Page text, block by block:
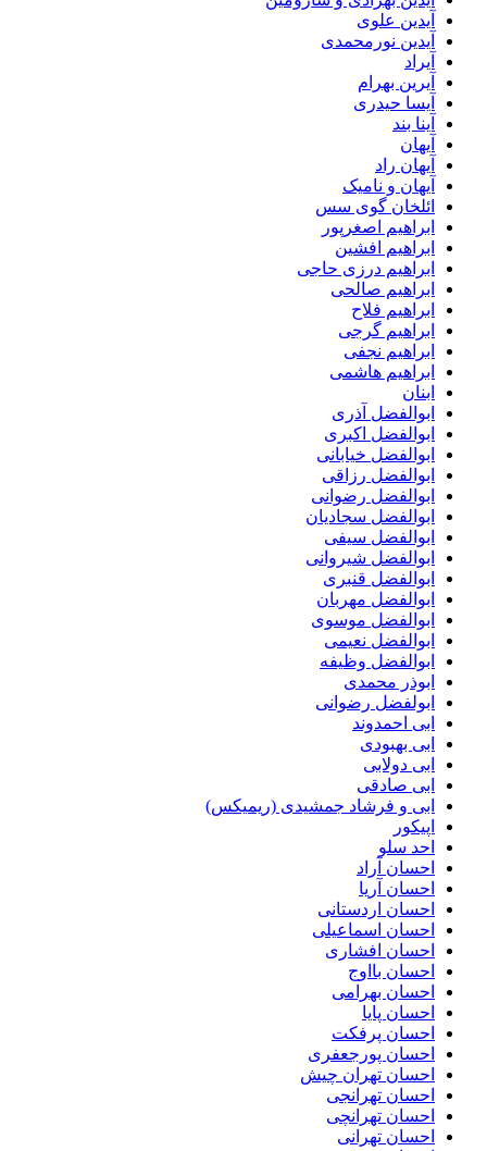
آیدین علوی
آیدین نورمحمدی
آیراد
آیرین بهرام
آیسا حیدری
آینا بند
آیهان
آیهان راد
آیهان و نامیک
ائلخان گوی سس
ابراهیم اصغرپور
ابراهیم افشین
ابراهیم درزی حاجی
ابراهیم صالحی
ابراهیم فلاح
ابراهیم گرجی
ابراهیم نجفی
ابراهیم هاشمی
ابنان
ابوالفضل آذری
ابوالفضل اکبری
ابوالفضل خیابانی
ابوالفضل رزاقی
ابوالفضل رضوانی
ابوالفضل سجادیان
ابوالفضل سیفی
ابوالفضل شیروانی
ابوالفضل قنبری
ابوالفضل مهربان
ابوالفضل موسوی
ابوالفضل نعیمی
ابوالفضل وظیفه
ابوذر محمدی
ابولفضل رضوانی
ابی احمدوند
ابی بهبودی
ابی دولابی
ابی صادقی
ابی و فرشاد جمشیدی (ریمیکس)
اپیکور
احد سلو
احسان آراد
احسان آریا
احسان اردستانی
احسان اسماعیلی
احسان افشاری
احسان بااوج
احسان بهرامی
احسان پایا
احسان پرفکت
احسان پورجعفری
احسان تهران چیش
احسان تهرانجی
احسان تهرانچی
احسان تهرانی